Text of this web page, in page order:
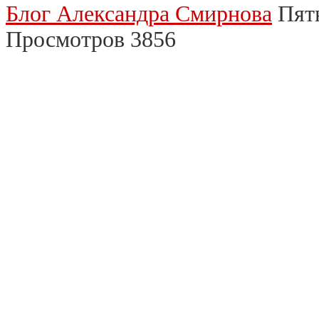
Блог Александра Смирнова
Просмотров 3856